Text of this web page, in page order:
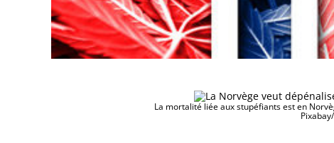
La mortalité liée aux stupéfiants est en